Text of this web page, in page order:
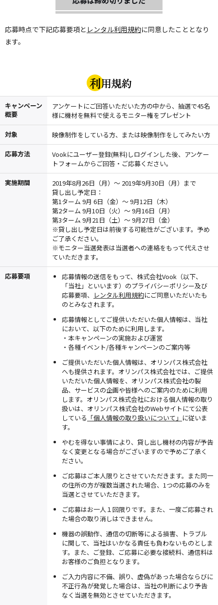
応募時点で下記応募要項と レンタル利用規約に同意したこととなり
ます。
キャンペーン
概要
アンケートにご回答いただいた方の中から、抽選で45名
様に機材を無料で使えるモニター権をプレゼント
対象 映像制作をしている方、または映像制作をしてみたい方
応募方法
Vookにユーザー登録(無料)しログインした後、アンケー
トフォームからご回答・ご応募ください。
実施期間
2019年8月26日（月）～ 2019年9月30日（月）まで
貸し出し予定日：
第1ターム 9月 6日（金）～ 9月12日（木）
第2ターム 9月10日（火）～ 9月16日（月）
第3ターム 9月21日（土）～ 9月27日（金）
※貸し出し予定日は前後する可能性がございます。予め
ご了承ください。
※モニター当選発表は当選者への連絡をもって代えさせ
ていただきます。
応募要項
応募情報の送信をもって、株式会社Vook（以下、
「当社」といいます）のプライバシーポリシー及び
応募要項、 レンタル利用規約にご同意いただいたも
のとみなされます。
応募情報としてご提供いただいた個人情報は、当社
において、以下のために利用します。
・本キャンペーンの実施および運営
・各種イベント/各種キャンペーンのご案内等
ご提供いただいた個人情報は、オリンパス株式会社
へも提供されます。オリンパス株式会社では、ご提供
いただいた個人情報を、オリンパス株式会社の製
品、サービスの企画や皆様へのご案内のために利用
します。オリンパス株式会社における個人情報の取り
扱いは、オリンパス株式会社のWebサイトにて公表
している 「個人情報の取り扱いについて」 に従いま
す。
やむを得ない事情により、貸し出し機材の内容が予告
なく変更となる場合がございますので予めご了承く
ださい。
ご応募はご本人限りとさせていただきます。また同一
の住所の方が複数当選された場合、1つの応募のみを
当選とさせていただきます。
ご応募はお一人１回限りです。また、一度ご応募され
た場合の取り消しはできません。
機器の誤動作、通信の切断等による損害、トラブル
に関して、当社はいかなる責任も負わないものとしま
す。また、ご登録、ご応募に必要な接続料、通信料は
お客様のご負担となります。
ご入力内容に不備、誤り、虚偽があった場合ならびに
不正行為が発覚した場合は、当社の判断により予告
なく当選を無効とさせていただきます。